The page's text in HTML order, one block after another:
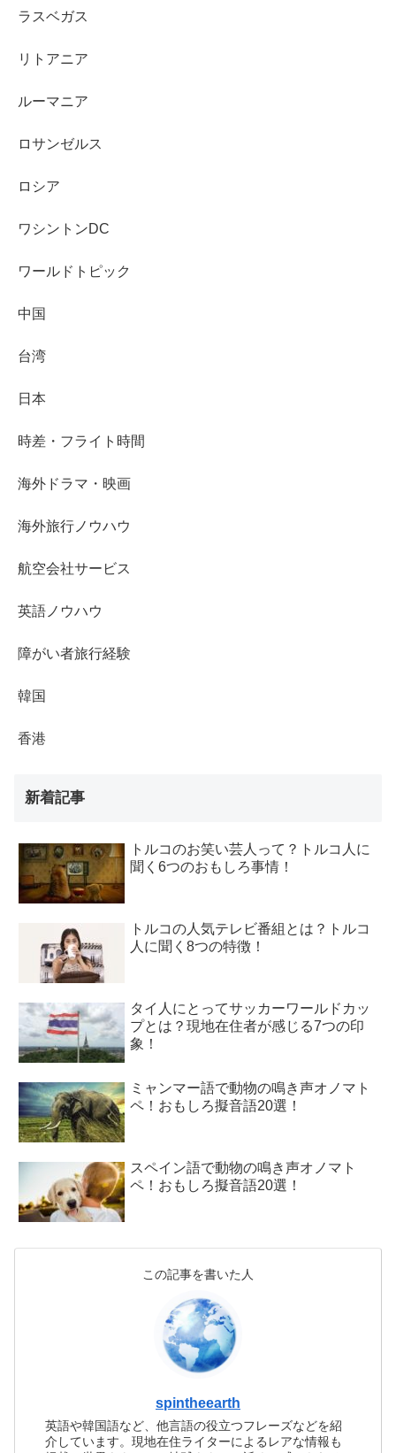
ラスベガス
リトアニア
ルーマニア
ロサンゼルス
ロシア
ワシントンDC
ワールドトピック
中国
台湾
日本
時差・フライト時間
海外ドラマ・映画
海外旅行ノウハウ
航空会社サービス
英語ノウハウ
障がい者旅行経験
韓国
香港
新着記事
トルコのお笑い芸人って？トルコ人に
聞く6つのおもしろ事情！
トルコの人気テレビ番組とは？トルコ
人に聞く8つの特徴！
タイ人にとってサッカーワールドカッ
プとは？現地在住者が感じる7つの印
象！
ミャンマー語で動物の鳴き声オノマト
ペ！おもしろ擬音語20選！
スペイン語で動物の鳴き声オノマト
ペ！おもしろ擬音語20選！
この記事を書いた人
spintheearth
英語や韓国語など、他言語の役立つフレーズなどを紹
介しています。現地在住ライターによるレアな情報も